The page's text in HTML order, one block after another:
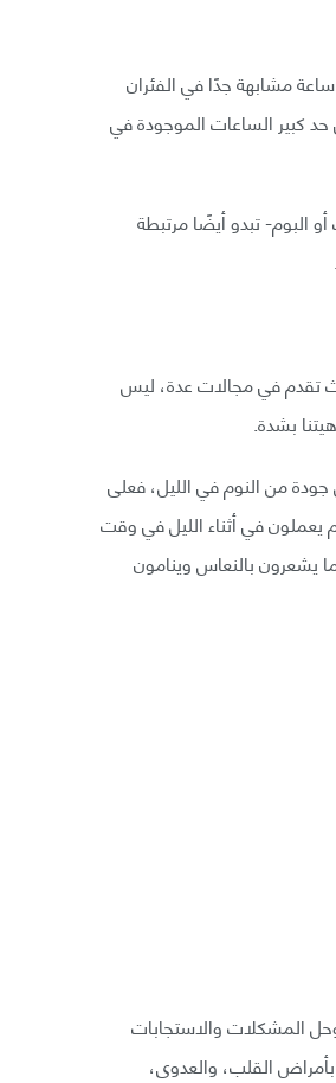
مشابهة جدًا في الفئران
حد كبير الساعات الموجودة في
البوم- تبدو أيضًا مرتبطة
تقدم في مجالات عدة، ليس
بشدة.
جودة من النوم في الليل، فعلى
يعملون في أثناء الليل في وقت
يشعرون بالنعاس وينامون
المشكلات والاستجابات
بأمراض القلب، والعدوى،